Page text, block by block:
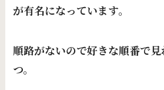
が有名になっています。
順路がないので好きな順番で
つ。